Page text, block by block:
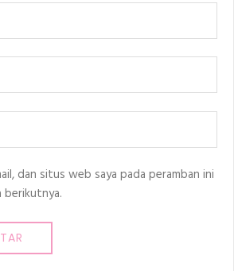
dan situs web saya pada peramban ini
berikutnya.